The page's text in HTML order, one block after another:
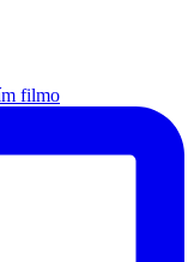
filmo